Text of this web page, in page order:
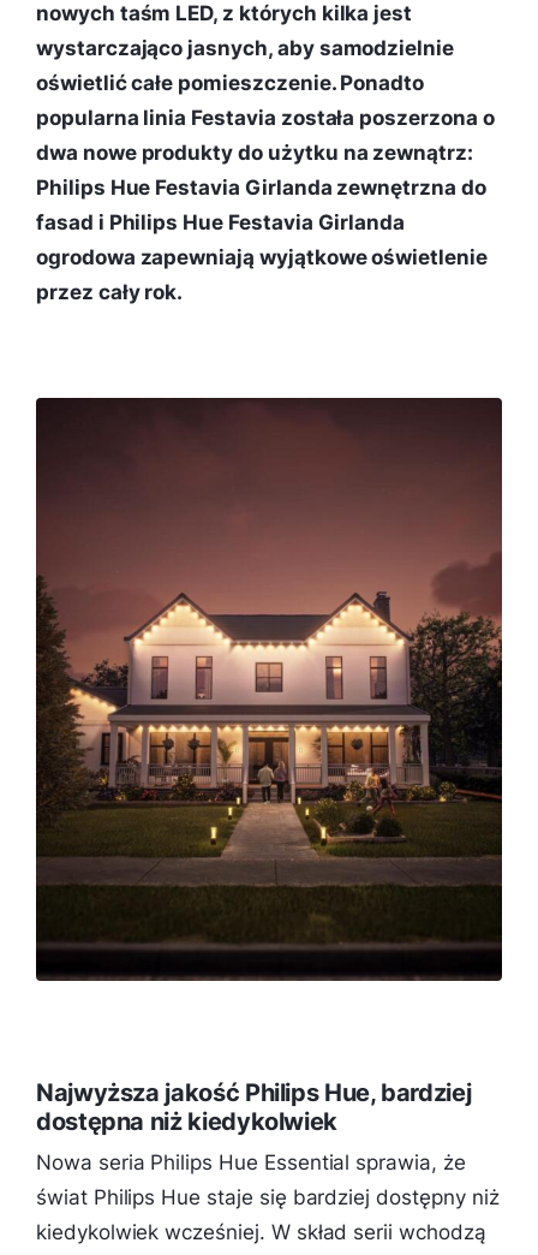
nowych taśm LED, z których kilka jest
wystarczająco jasnych, aby samodzielnie
oświetlić całe pomieszczenie. Ponadto
popularna linia Festavia została poszerzona o
dwa nowe produkty do użytku na zewnątrz:
Philips Hue Festavia Girlanda zewnętrzna do
fasad i Philips Hue Festavia Girlanda
ogrodowa zapewniają wyjątkowe oświetlenie
przez cały rok.
Najwyższa jakość Philips Hue, bardziej
dostępna niż kiedykolwiek
Nowa seria Philips Hue Essential sprawia, że
świat Philips Hue staje się bardziej dostępny niż
kiedykolwiek wcześniej. W skład serii wchodzą